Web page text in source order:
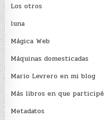
Los otros
luna
Mágica Web
Máquinas domesticadas
Mario Levrero en mi blog
Más libros en que participé
Metadatos